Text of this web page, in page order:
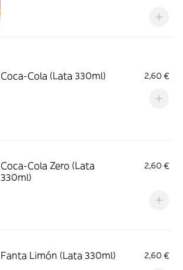
Coca-Cola (Lata 330ml) 2,60 €
Coca-Cola Zero (Lata
330ml)
2,60 €
Fanta Limón (Lata 330ml) 2,60 €